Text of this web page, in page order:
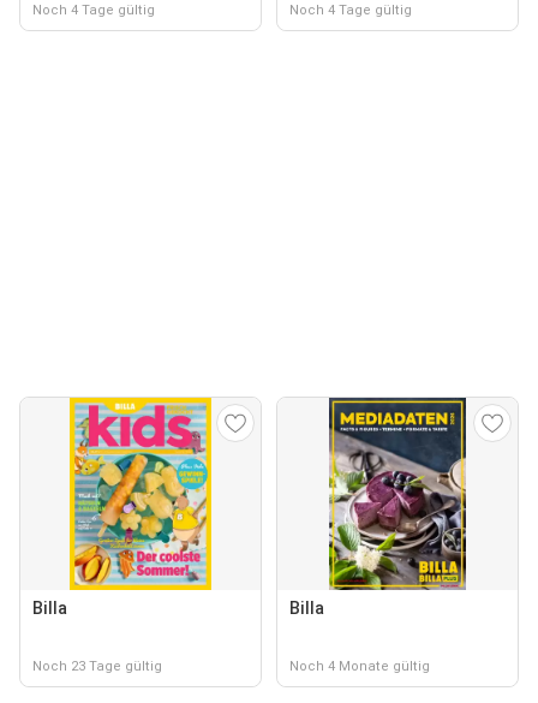
Noch 4 Tage gültig Noch 4 Tage gültig
Billa
Noch 23 Tage gültig
Billa
Noch 4 Monate gültig